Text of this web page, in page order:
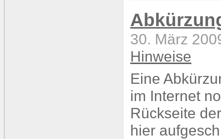
30. März
Hinweise
Eine
im Internet
Rückseite
hier